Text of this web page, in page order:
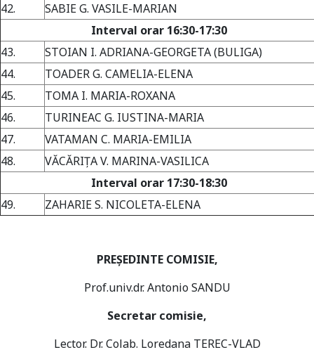
42.
SABIE G. VASILE-MARIAN
Interval orar 16:30-17:30
43.
STOIAN I. ADRIANA-GEORGETA (BULIGA)
44.
TOADER G. CAMELIA-ELENA
45.
TOMA I. MARIA-ROXANA
46.
TURINEAC G. IUSTINA-MARIA
47.
VATAMAN C. MARIA-EMILIA
48.
VĂCĂRIŢA V. MARINA-VASILICA
Interval orar 17:30-18:30
49.
ZAHARIE S. NICOLETA-ELENA
PREȘEDINTE COMISIE,
Prof.univ.dr. Antonio SANDU
Secretar comisie,
Lector. Dr. Colab. Loredana TEREC-VLAD